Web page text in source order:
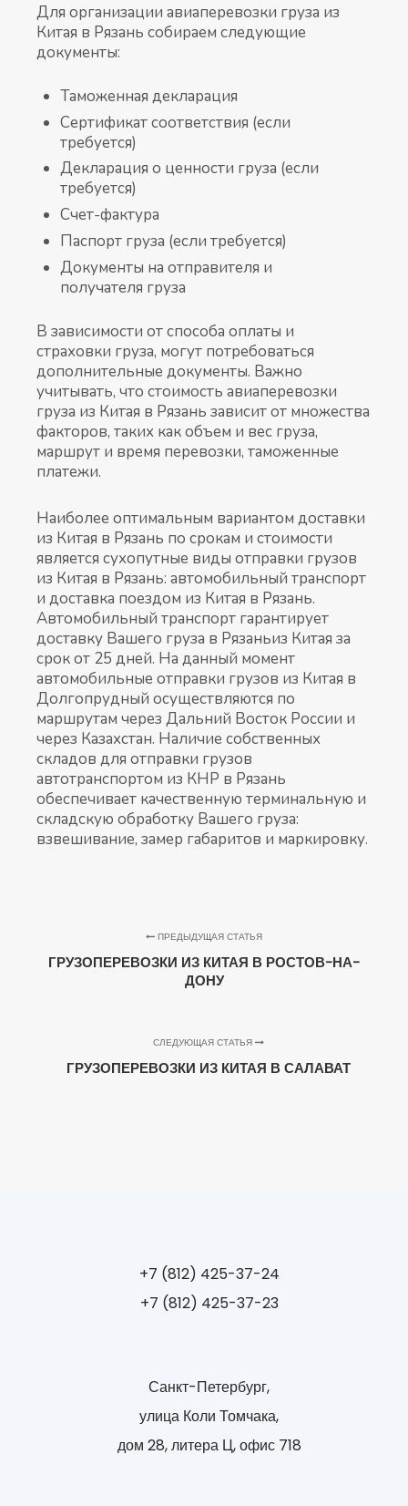
Для организации авиаперевозки груза из
Китая в Рязань собираем следующие
документы:
Таможенная декларация
Сертификат соответствия (если
требуется)
Декларация о ценности груза (если
требуется)
Счет-фактура
Паспорт груза (если требуется)
Документы на отправителя и
получателя груза
В зависимости от способа оплаты и
страховки груза, могут потребоваться
дополнительные документы. Важно
учитывать, что стоимость авиаперевозки
груза из Китая в Рязань зависит от множества
факторов, таких как объем и вес груза,
маршрут и время перевозки, таможенные
платежи.
Наиболее оптимальным вариантом доставки
из Китая в Рязань по срокам и стоимости
является сухопутные виды отправки грузов
из Китая в Рязань: автомобильный транспорт
и доставка поездом из Китая в Рязань.
Автомобильный транспорт гарантирует
доставку Вашего груза в Рязаньиз Китая за
срок от 25 дней. На данный момент
автомобильные отправки грузов из Китая в
Долгопрудный осуществляются по
маршрутам через Дальний Восток России и
через Казахстан. Наличие собственных
складов для отправки грузов
автотранспортом из КНР в Рязань
обеспечивает качественную терминальную и
складскую обработку Вашего груза:
взвешивание, замер габаритов и маркировку.
ПРЕДЫДУЩАЯ СТАТЬЯ
ГРУЗОПЕРЕВОЗКИ ИЗ КИТАЯ В РОСТОВ-НА-
ДОНУ
СЛЕДУЮЩАЯ СТАТЬЯ
ГРУЗОПЕРЕВОЗКИ ИЗ КИТАЯ В САЛАВАТ
+7 (812) 425-37-24
+7 (812) 425-37-23
Санкт-Петербург,
улица Коли Томчака,
дом 28, литера Ц, офис 718